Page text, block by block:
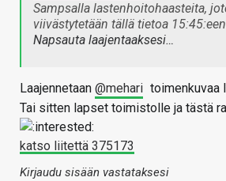
Sampsalla lastenhoitohaasteita,
viivästytetään tällä tietoa
Napsauta laajentaaksesi…
Laajennetaan @mehari toimenkuvaa
Tai sitten lapset toimistolle ja tästä
katso liitettä 375173
Kirjaudu sisään vastataksesi